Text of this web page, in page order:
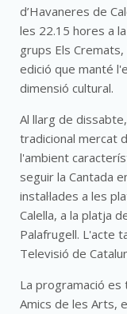
d’Havaneres de
les 22.15 hores a
grups Els
edició que manté
dimensió cultural.
Al llarg de
tradicional mercat
l'ambient
seguir la Cantada
instal·lades a les
Calella, a la platja
Palafrugell. L'acte
Televisió de
La programació es
Amics de les Arts,